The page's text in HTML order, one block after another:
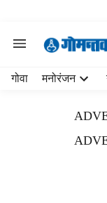
गोवा मनोरंजन